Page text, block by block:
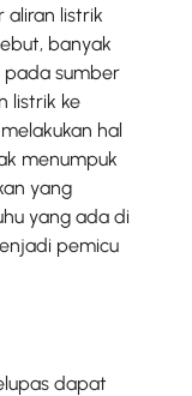
aliran listrik
banyak
pada sumber
listrik ke
hal
menumpuk
yang
yang ada di
pemicu
dapat